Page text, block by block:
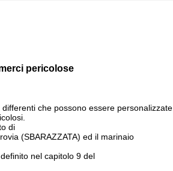
pericolose
che possono essere personalizzate.
di
(SBARAZZATA) ed il marinaio
nel capitolo 9 del